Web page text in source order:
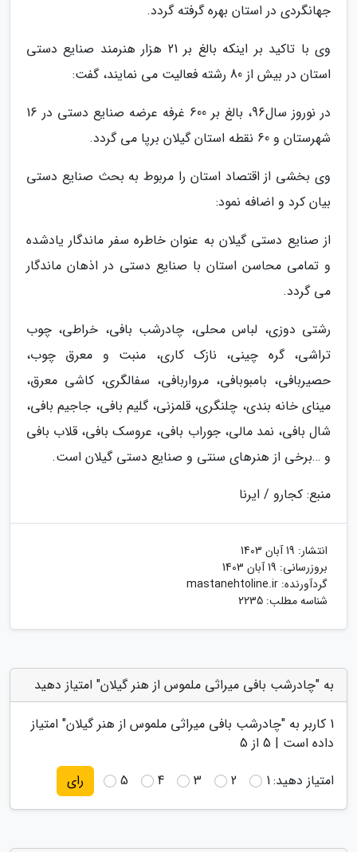
جهانگردی در استان بهره گرفته گردد.
وی با تاکید بر اینکه بالغ بر 21 هزار هنرمند صنایع دستی
استان در بیش از 80 رشته فعالیت می نمایند، گفت:
در نوروز سال96، بالغ بر 600 غرفه عرضه صنایع دستی در 16
شهرستان و 60 نقطه استان گیلان برپا می گردد.
وی بخشی از اقتصاد استان را مربوط به بحث صنایع دستی
بیان کرد و اضافه نمود:
از صنایع دستی گیلان به عنوان خاطره سفر ماندگار یادشده
و تمامی محاسن استان با صنایع دستی در اذهان ماندگار
می گردد.
رشتی دوزی، لباس محلی، چادرشب بافی، خراطی، چوب
تراشی، گره چینی، نازک کاری، منبت و معرق چوب،
حصیربافی، بامبوبافی، مرواربافی، سفالگری، کاشی معرق،
مینای خانه بندی، چلنگری، قلمزنی، گلیم بافی، جاجیم بافی،
شال بافی، نمد مالی، جوراب بافی، عروسک بافی، قلاب بافی
و …برخی از هنرهای سنتی و صنایع دستی گیلان است.
منبع: کجارو / ایرنا
انتشار: 19 آبان 1403
بروزرسانی: 19 آبان 1403
گردآورنده: mastanehtoline.ir
شناسه مطلب: 2235
به "چادرشب بافی میراثی ملموس از هنر گیلان" امتیاز دهید
1 کاربر به "چادرشب بافی میراثی ملموس از هنر گیلان" امتیاز
داده است | 5 از 5
امتیاز دهید:1
2
3
4
5 رای